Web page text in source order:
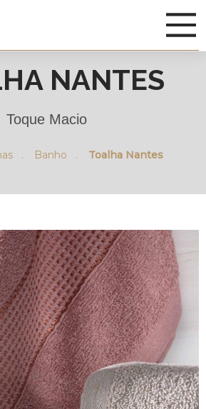
NANTES
Toque Macio
. Banho . Toalha Nantes